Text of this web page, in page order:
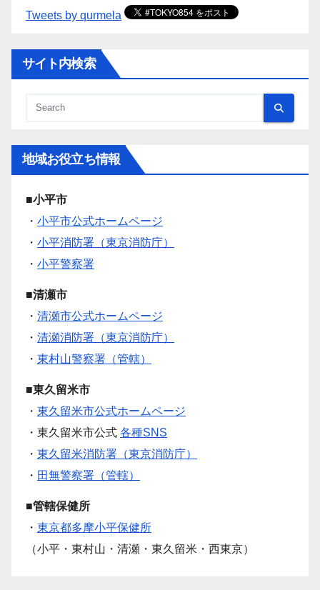
Tweets by qurmela
サイト内検索
地域お役立ち情報
■小平市
・ 小平市公式ホームページ
・ 小平消防署（東京消防庁）
・ 小平警察署
■清瀬市
・ 清瀬市公式ホームページ
・ 清瀬消防署（東京消防庁）
・ 東村山警察署（管轄）
■東久留米市
・ 東久留米市公式ホームページ
・東久留米市公式 各種SNS
・ 東久留米消防署（東京消防庁）
・ 田無警察署（管轄）
■管轄保健所
・ 東京都多摩小平保健所
（小平・東村山・清瀬・東久留米・西東京）